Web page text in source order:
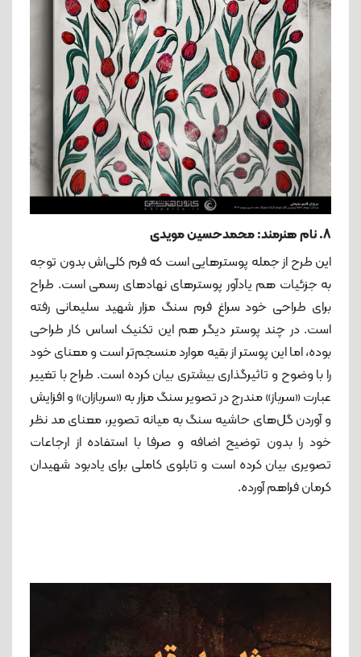
8. نام هنرمند: محمدحسین مویدی
این طرح از جمله پوسترهایی است که فرم کلی‌اش بدون توجه
به جزئیات هم یادآور پوسترهای نهادهای رسمی است. طراح
برای طراحی خود سراغ فرم سنگ مزار شهید سلیمانی رفته
است. در چند پوستر دیگر هم این تکنیک اساس کار طراحی
بوده، اما این پوستر از بقیه موارد منسجم‌تر است و معنای خود
را با وضوح و تاثیرگذاری بیشتری بیان کرده است. طراح با تغییر
عبارت «سرباز» مندرج در تصویر سنگ مزار به «سربازان» و افزایش
و آوردن گل‌های حاشیه سنگ به میانه تصویر، معنای مد نظر
خود را بدون توضیح اضافه و صرفا با استفاده از ارجاعات
تصویری بیان کرده است و تابلوی کاملی برای یادبود شهیدان
کرمان فراهم آورده.